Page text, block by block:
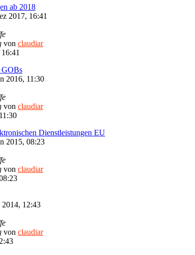
ab 2018
2017, 16:41
von claudiar
GOBs
2016, 11:30
von claudiar
Dienstleistungen EU
2015, 08:23
von claudiar
2014, 12:43
von claudiar